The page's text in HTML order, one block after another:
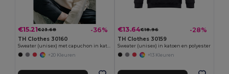
€15.21€23.68 -36%
TH Clothes 30160
Sweater (unisex) met capuchon in katoen en polyester
+20 Kleuren
€13.64€18.96 -28%
TH Clothes 30159
Sweater (unisex) in katoen en polyester
+13 Kleuren